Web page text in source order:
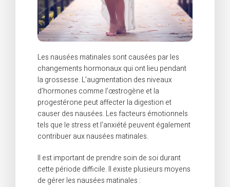
Les nausées matinales sont causées par les
changements hormonaux qui ont lieu pendant
la grossesse. L’augmentation des niveaux
d’hormones comme l’œstrogène et la
progestérone peut affecter la digestion et
causer des nausées. Les facteurs émotionnels
tels que le stress et l’anxiété peuvent également
contribuer aux nausées matinales.
Il est important de prendre soin de soi durant
cette période difficile. Il existe plusieurs moyens
de gérer les nausées matinales :